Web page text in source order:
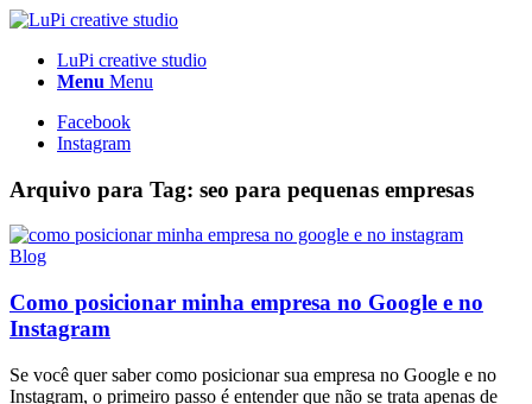
LuPi creative studio
Menu Menu
Facebook
Instagram
Arquivo para Tag: seo para pequenas empresas
Blog
Como posicionar minha empresa no Google e no
Instagram
Se você quer saber como posicionar sua empresa no Google e no
Instagram, o primeiro passo é entender que não se trata apenas de